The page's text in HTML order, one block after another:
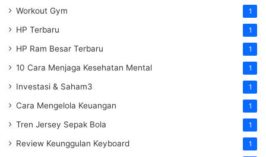
Workout Gym 1
HP Terbaru 1
HP Ram Besar Terbaru 1
10 Cara Menjaga Kesehatan Mental 1
Investasi & Saham3 1
Cara Mengelola Keuangan 1
Tren Jersey Sepak Bola 1
Review Keunggulan Keyboard 1